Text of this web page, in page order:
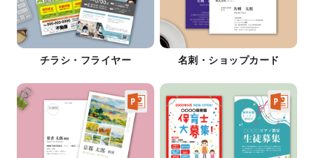
チラシ・フライヤー 名刺・ショップカード